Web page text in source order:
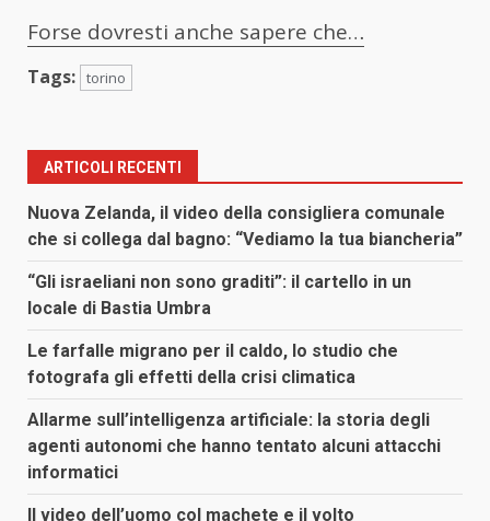
Forse dovresti anche sapere che…
Tags: torino
ARTICOLI RECENTI
Nuova Zelanda, il video della consigliera comunale
che si collega dal bagno: “Vediamo la tua biancheria”
“Gli israeliani non sono graditi”: il cartello in un
locale di Bastia Umbra
Le farfalle migrano per il caldo, lo studio che
fotografa gli effetti della crisi climatica
Allarme sull’intelligenza artificiale: la storia degli
agenti autonomi che hanno tentato alcuni attacchi
informatici
Il video dell’uomo col machete e il volto